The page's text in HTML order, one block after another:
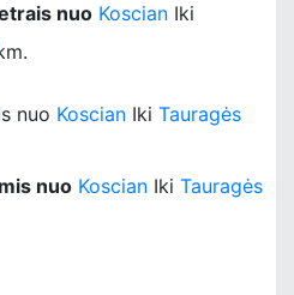
nuo Koscian Iki
nuo Koscian Iki Tauragės
nuo Koscian Iki Tauragės